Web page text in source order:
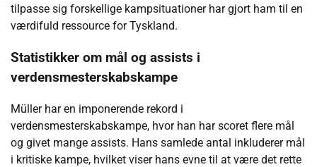
tilpasse sig forskellige kampsituationer har gjort ham til en
værdifuld ressource for Tyskland.
Statistikker om mål og assists i
verdensmesterskabskampe
Müller har en imponerende rekord i
verdensmesterskabskampe, hvor han har scoret flere mål
og givet mange assists. Hans samlede antal inkluderer mål
i kritiske kampe, hvilket viser hans evne til at være det rette